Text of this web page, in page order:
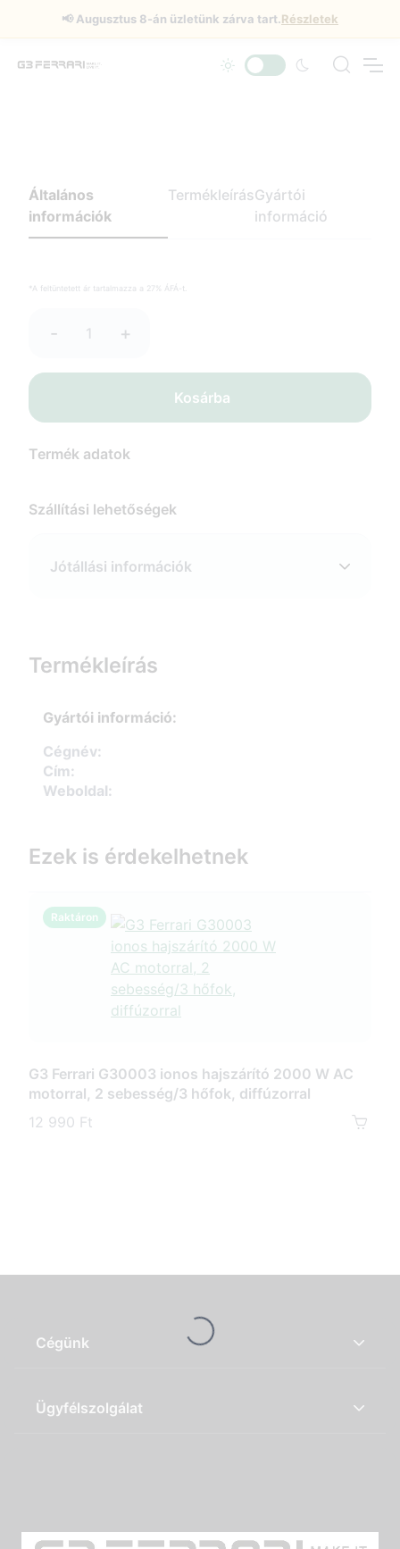
📢Augusztus 8-án üzletünk zárva tart.Részletek
Általános
információk
TermékleírásGyártói
információ
*A feltüntetett ár tartalmazza a 27% ÁFÁ-t.
- +
Kosárba
Termék adatok
Szállítási lehetőségek
Jótállási információk
Termékleírás
Gyártói információ:
Cégnév:
Cím:
Weboldal:
Ezek is érdekelhetnek
Raktáron
G3 Ferrari G30003 ionos hajszárító 2000 W AC
motorral, 2 sebesség/3 hőfok, diffúzorral
12 990 Ft
Loading...
Cégünk
Ügyfélszolgálat